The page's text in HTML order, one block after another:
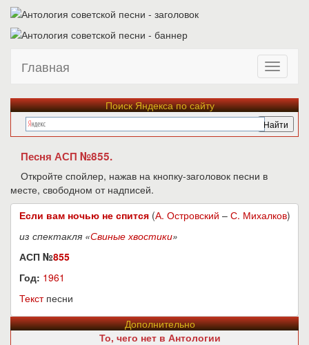
Главная
Поиск Яндекса по сайту
Песня АСП №855.
Откройте спойлер, нажав на кнопку-заголовок песни в
месте, свободном от надписей.
Если вам ночью не спится (А. Островский – С. Михалков)
из спектакля «Свиные хвостики»
АСП №855
Год: 1961
Текстпесни
Дополнительно
То, чего нет в Антологии